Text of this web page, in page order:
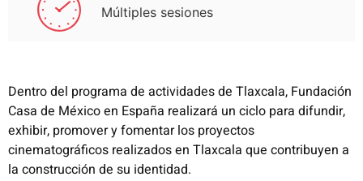
Múltiples sesiones
Dentro del programa de actividades de Tlaxcala, Fundación
Casa de México en España realizará un ciclo para difundir,
exhibir, promover y fomentar los proyectos
cinematográficos realizados en Tlaxcala que contribuyen a
la construcción de su identidad.